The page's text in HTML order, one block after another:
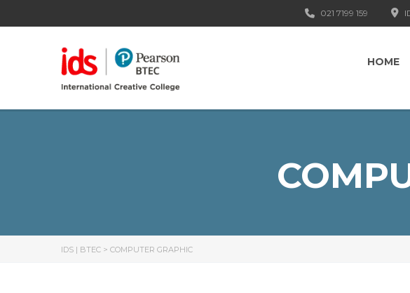
021 7199 159
HOME
IDS | BTEC > COMPUTER GRAPHIC